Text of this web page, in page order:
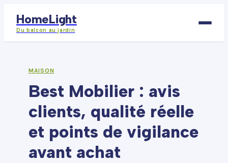
HomeLight
Du balcon au jardin
Déco
Immobilier
Jardinage
Maison
MAISON
Best Mobilier : avis
clients, qualité réelle
et points de vigilance
avant achat